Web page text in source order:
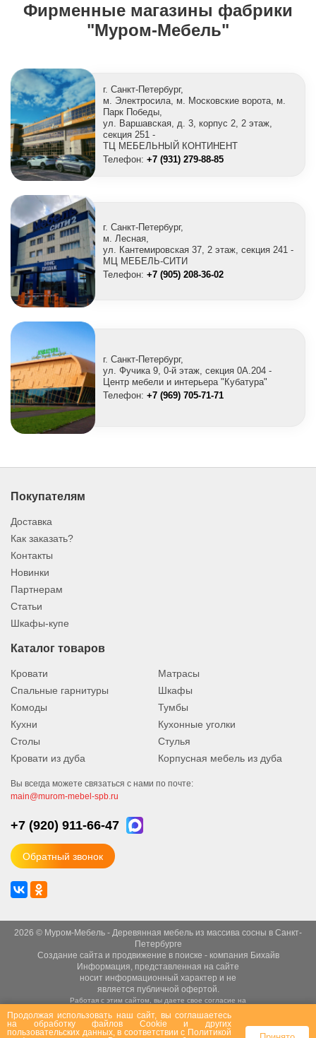
Фирменные магазины фабрики
"Муром-Мебель"
г. Санкт-Петербург,
м. Электросила, м. Московские ворота, м.
Парк Победы,
ул. Варшавская, д. 3, корпус 2, 2 этаж,
секция 251 -
ТЦ МЕБЕЛЬНЫЙ КОНТИНЕНТ
Телефон: +7 (931) 279-88-85
г. Санкт-Петербург,
м. Лесная,
ул. Кантемировская 37, 2 этаж, секция 241 -
МЦ МЕБЕЛЬ-СИТИ
Телефон: +7 (905) 208-36-02
г. Санкт-Петербург,
ул. Фучика 9, 0-й этаж, секция 0A.204 -
Центр мебели и интерьера "Кубатура"
Телефон: +7 (969) 705-71-71
Покупателям
Доставка
Как заказать?
Контакты
Новинки
Партнерам
Статьи
Шкафы-купе
Каталог товаров
Кровати
Матрасы
Спальные гарнитуры
Шкафы
Комоды
Тумбы
Кухни
Кухонные уголки
Столы
Стулья
Кровати из дуба
Корпусная мебель из дуба
Вы всегда можете связаться с нами по почте:
main@murom-mebel-spb.ru
+7 (920) 911-66-47
Обратный звонок
2026 © Муром-Мебель - Деревянная мебель из массива сосны в Санкт-
Петербурге
Создание сайтаи продвижение в поиске - компания Бихайв
Информация, представленная на сайте
носит информационный характер и не
является публичной офертой.
Работая с этим сайтом, вы даете свое согласие на
использование файлов cookie.
Это необходимо для нормального
функционирования сайта и анализа трафика.
Продолжая использовать наш сайт, вы соглашаетесь
на обработку файлов Сookie и других
пользовательских данных, в соответствии с Политикой